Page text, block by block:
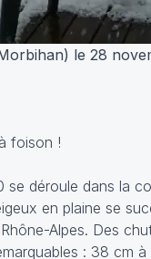
le 28
foison !
se déroule dans la
en plaine se
Alpes. Des
: 38 cm